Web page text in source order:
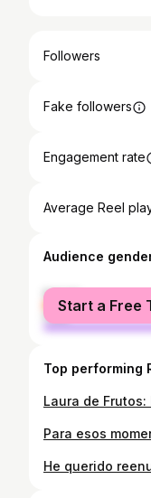
Followers
Fake followers
Engagement rate
Average Reel
Audience
female
male
Start a Free
Top performing